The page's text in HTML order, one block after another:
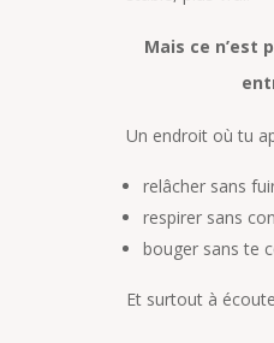
Mais ce n’est
Un endroit où tu
relâcher sans
respirer sans
bouger sans te
Et surtout à